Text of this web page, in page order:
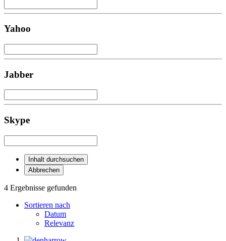
Yahoo
Jabber
Skype
Inhalt durchsuchen
Abbrechen
4 Ergebnisse gefunden
Sortieren nach
Datum
Relevanz